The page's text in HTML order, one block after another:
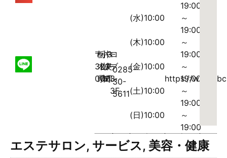
〒
323-
0023
栃
木
県
小
山
市
中
央
町
3-
7-
1
ロ
ブ
レ
3F
0285-
30-
5611
19:00
(水)10:00
～
19:00
(木)10:00
～
19:00
(金)10:00
～
19:00
(土)10:00
～
19:00
(日)10:00
～
19:00
https://
エステサロン, サービス, 美容・健康